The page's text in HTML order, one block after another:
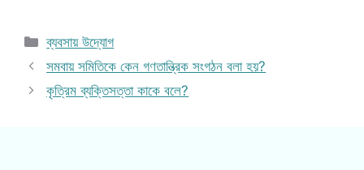
Categories
ব্যবসায় উদ্যোগ
সমবায় সমিতিকে কেন গণতান্ত্রিক সংগঠন বলা হয়?
কৃত্রিম ব্যক্তিসত্তা কাকে বলে?